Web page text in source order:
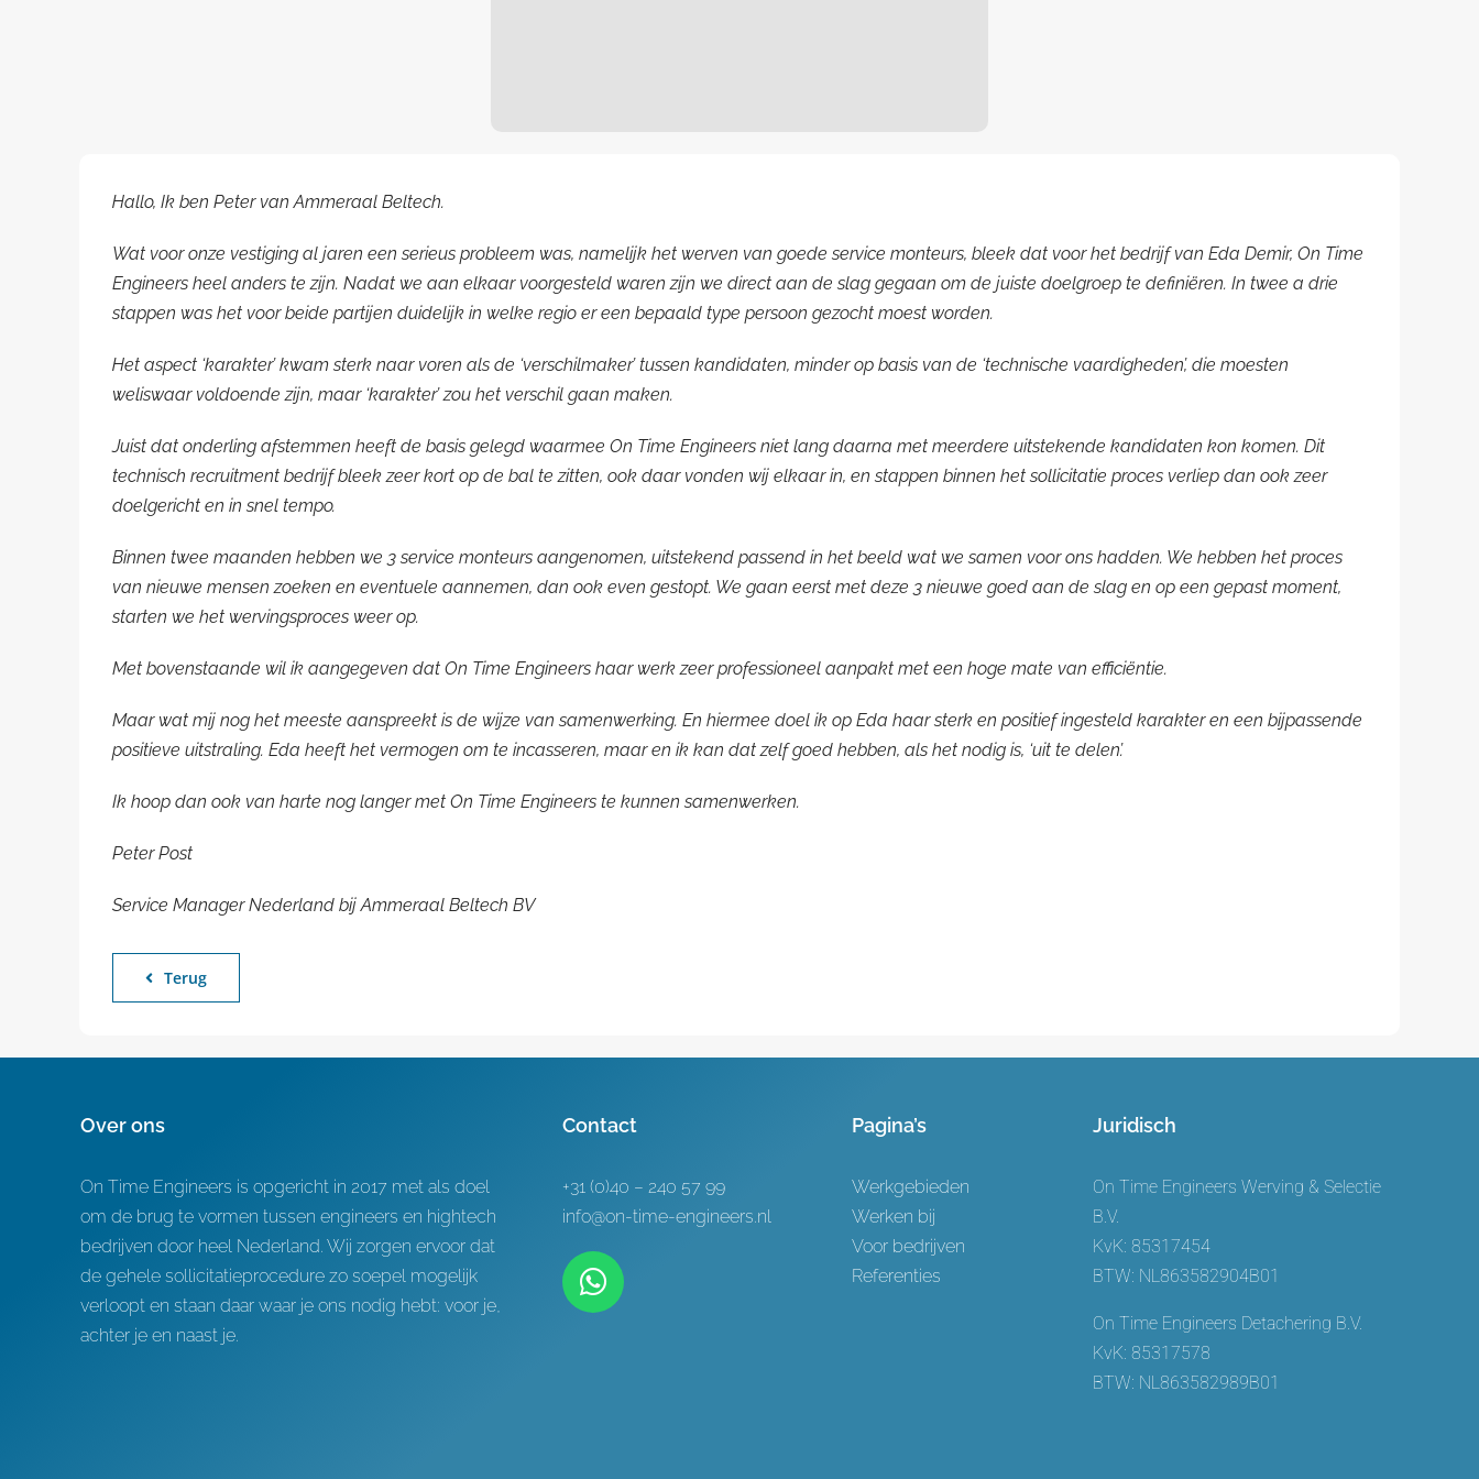
Hallo, Ik ben Peter van Ammeraal Beltech.
Wat voor onze vestiging al jaren een serieus probleem was, namelijk het werven van goede service monteurs, bleek dat voor het bedrijf van Eda Demir, On Time
Engineers heel anders te zijn. Nadat we aan elkaar voorgesteld waren zijn we direct aan de slag gegaan om de juiste doelgroep te definiëren. In twee a drie
stappen was het voor beide partijen duidelijk in welke regio er een bepaald type persoon gezocht moest worden.
Het aspect ‘karakter’ kwam sterk naar voren als de ‘verschilmaker’ tussen kandidaten, minder op basis van de ‘technische vaardigheden’, die moesten
weliswaar voldoende zijn, maar ‘karakter’ zou het verschil gaan maken.
Juist dat onderling afstemmen heeft de basis gelegd waarmee On Time Engineers niet lang daarna met meerdere uitstekende kandidaten kon komen. Dit
technisch recruitment bedrijf bleek zeer kort op de bal te zitten, ook daar vonden wij elkaar in, en stappen binnen het sollicitatie proces verliep dan ook zeer
doelgericht en in snel tempo.
Binnen twee maanden hebben we 3 service monteurs aangenomen, uitstekend passend in het beeld wat we samen voor ons hadden. We hebben het proces
van nieuwe mensen zoeken en eventuele aannemen, dan ook even gestopt. We gaan eerst met deze 3 nieuwe goed aan de slag en op een gepast moment,
starten we het wervingsproces weer op.
Met bovenstaande wil ik aangegeven dat On Time Engineers haar werk zeer professioneel aanpakt met een hoge mate van efficiëntie.
Maar wat mij nog het meeste aanspreekt is de wijze van samenwerking. En hiermee doel ik op Eda haar sterk en positief ingesteld karakter en een bijpassende
positieve uitstraling. Eda heeft het vermogen om te incasseren, maar en ik kan dat zelf goed hebben, als het nodig is, ‘uit te delen’.
Ik hoop dan ook van harte nog langer met On Time Engineers te kunnen samenwerken.
Peter Post
Service Manager Nederland bij Ammeraal Beltech BV
Terug
Over ons
On Time Engineers is opgericht in 2017 met als doel
om de brug te vormen tussen engineers en hightech
bedrijven door heel Nederland. Wij zorgen ervoor dat
de gehele sollicitatieprocedure zo soepel mogelijk
verloopt en staan daar waar je ons nodig hebt: voor je,
achter je en naast je.
Contact
+31 (0)40 – 240 57 99
info@on-time-engineers.nl
Pagina’s
Werkgebieden
Werken bij
Voor bedrijven
Referenties
Juridisch
On Time Engineers Werving & Selectie
B.V.
KvK: 85317454
BTW: NL863582904B01
On Time Engineers Detachering B.V.
KvK: 85317578
BTW: NL863582989B01